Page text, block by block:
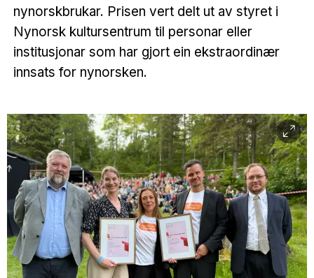
nynorskbrukar. Prisen vert delt ut av styret i
Nynorsk kultursentrum til personar eller
institusjonar som har gjort ein ekstraordinær
innsats for nynorsken.